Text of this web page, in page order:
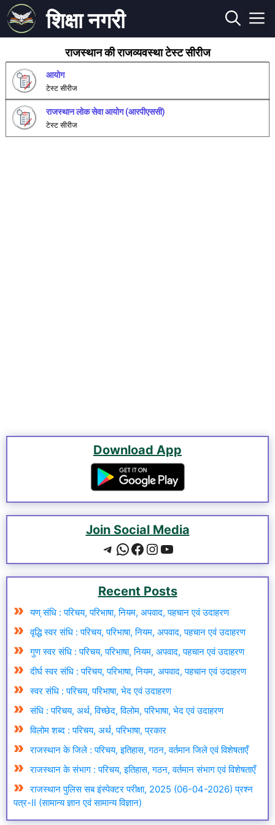
शिक्षा नगरी
राजस्थान की राजव्यवस्था टेस्ट सीरीज
आयोग
टेस्ट सीरीज
राजस्थान लोक सेवा आयोग (आरपीएससी)
टेस्ट सीरीज
Download App
Join Social Media
Recent Posts
यण् संधि : परिचय, परिभाषा, नियम, अपवाद, पहचान एवं उदाहरण
वृद्धि स्वर संधि : परिचय, परिभाषा, नियम, अपवाद, पहचान एवं उदाहरण
गुण स्वर संधि : परिचय, परिभाषा, नियम, अपवाद, पहचान एवं उदाहरण
दीर्घ स्वर संधि : परिचय, परिभाषा, नियम, अपवाद, पहचान एवं उदाहरण
स्वर संधि : परिचय, परिभाषा, भेद एवं उदाहरण
संधि : परिचय, अर्थ, विच्छेद, विलोम, परिभाषा, भेद एवं उदाहरण
विलोम शब्द : परिचय, अर्थ, परिभाषा, प्रकार
राजस्थान के जिले : परिचय, इतिहास, गठन, वर्तमान जिले एवं विशेषताएँ
राजस्थान के संभाग : परिचय, इतिहास, गठन, वर्तमान संभाग एवं विशेषताएँ
राजस्थान पुलिस सब इंस्पेक्टर परीक्षा, 2025 (06-04-2026) प्रश्न
पत्र-II (सामान्य ज्ञान एवं सामान्य विज्ञान)